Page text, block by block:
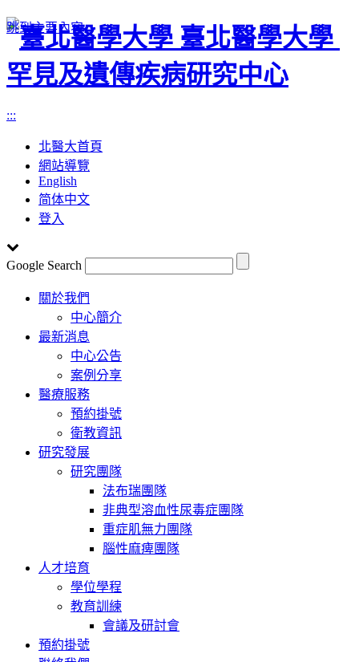
跳到主要內容
臺北醫學大學
罕見及遺傳疾病研究中心
:::
北醫大首頁
網站導覽
English
简体中文
登入
Google Search
Toggle
navigation
關於我們
中心簡介
最新消息
中心公告
案例分享
醫療服務
預約掛號
衛教資訊
研究發展
研究團隊
法布瑞團隊
非典型溶血性尿毒症團隊
重症肌無力團隊
腦性麻痺團隊
人才培育
學位學程
教育訓練
會議及研討會
預約掛號